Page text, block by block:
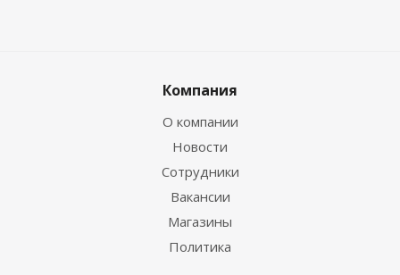
Компания
О компании
Новости
Сотрудники
Вакансии
Магазины
Политика